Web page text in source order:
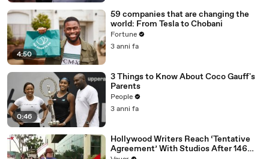
4:50
59 companies that are changing the
world: From Tesla to Chobani
Fortune
3 anni fa
0:46
3 Things to Know About Coco Gauff's
Parents
People
3 anni fa
Hollywood Writers Reach ‘Tentative
Agreement’ With Studios After 146